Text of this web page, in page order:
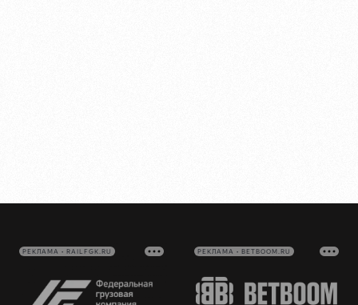
РЕКЛАМА • RAILFGK.RU РЕКЛАМА • BETBOOM.RU